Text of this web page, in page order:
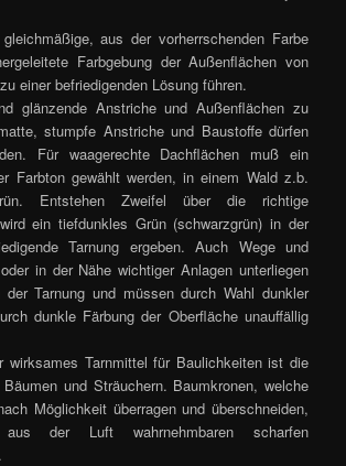
aus der vorherrschenden Farbe
Farbgebung der Außenflächen von
einer befriedigenden Lösung führen.
glänzende Anstriche und Außenflächen zu
stumpfe Anstriche und Baustoffe dürfen
Für waagerechte Dachflächen muß ein
Farbton gewählt werden, in einem Wald z.b.
Entstehen Zweifel über die richtige
ein tiefdunkles Grün (schwarzgrün) in der
Tarnung ergeben. Auch Wege und
in der Nähe wichtiger Anlagen unterliegen
der Tarnung und müssen durch Wahl dunkler
dunkle Färbung der Oberfläche unauffällig
wirksames Tarnmittel für Baulichkeiten ist die
und Sträuchern. Baumkronen, welche
Möglichkeit überragen und überschneiden,
der Luft wahrnehmbaren scharfen